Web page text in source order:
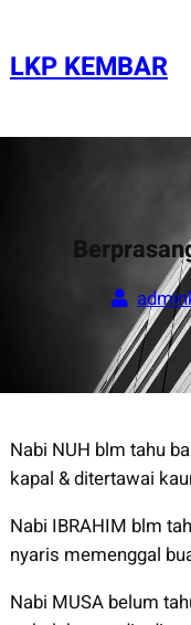
content
LKP KEMBAR
Nabi NUH blm tahu
kapal & ditertawai
Nabi IBRAHIM blm
nyaris memenggal
Nabi MUSA belum